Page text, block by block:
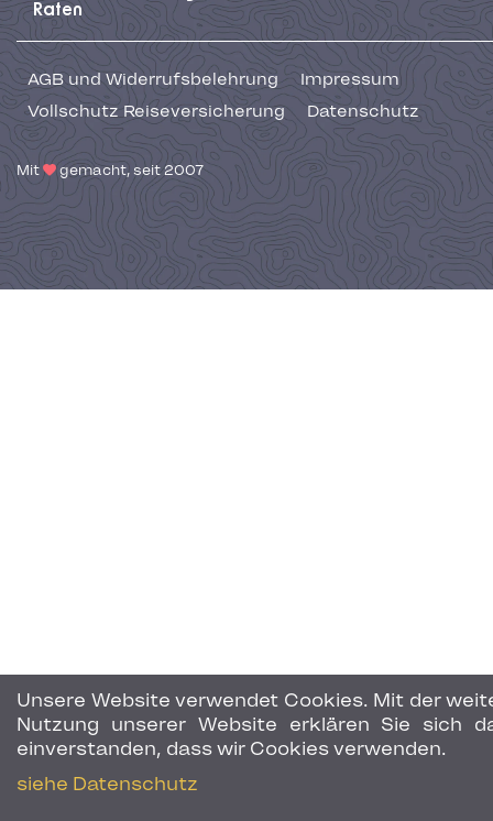
Unsere Website verwendet Cookies. Mit der
Nutzung unserer Website erklären Sie sich
einverstanden, dass wir Cookies verwenden.
siehe Datenschutz
Raten
AGB und Widerrufsbelehrung
Impressum
Vollschutz Reiseversicherung
Datenschutz
Mit gemacht, seit 2007